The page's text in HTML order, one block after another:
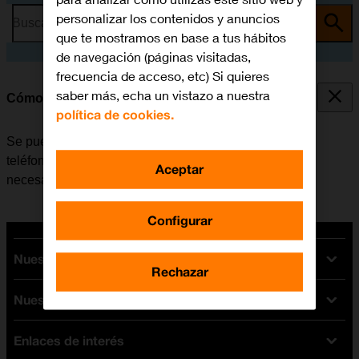
Busca por problema o tema
Cómo realizar llamadas
Se puede llamar a un número, marcando el número de
teléfono en el teclado del Apple Watch. Para llamar es
necesario que el Apple Watch esté conectado al móvil.
Nuestras tarifas
Tarifas Orange
Tarifas fibra y móvil
Tarifas móviles
Nuestros dispositivos
Ofertas en móviles
Enlaces de interés
personalizar los contenidos y anuncios
que te mostramos en base a tus hábitos
de navegación (páginas visitadas,
frecuencia de acceso, etc) Si quieres
saber más, echa un vistazo a nuestra
política de cookies.
Configurar
Rechazar
Aceptar